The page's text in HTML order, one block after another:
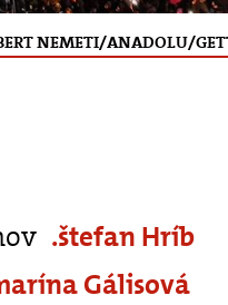
NEMETI/ANADOLU/
.štefan Hríb
Gálisová